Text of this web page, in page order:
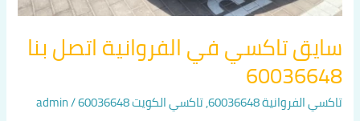
سايق تاكسي في الفروانية اتصل بنا
60036648
تاكسي الفروانية 60036648 ,تاكسي الكويت 60036648 /
admin